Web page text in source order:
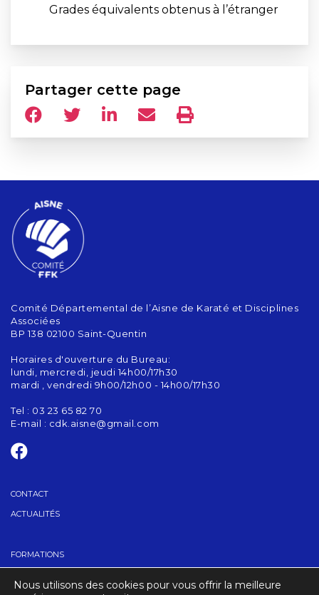
Grades équivalents obtenus à l’étranger
Partager cette page
Comité Départemental de l’Aisne de Karaté et Disciplines
Associées
BP 138 02100 Saint-Quentin
Horaires d'ouverture du Bureau:
lundi, mercredi, jeudi 14h00/17h30
mardi , vendredi 9h00/12h00 - 14h00/17h30
Tel : 03 23 65 82 70
E-mail : cdk.aisne@gmail.com
CONTACT
ACTUALITÉS
FORMATIONS
Nous utilisons des cookies pour vous offrir la meilleure